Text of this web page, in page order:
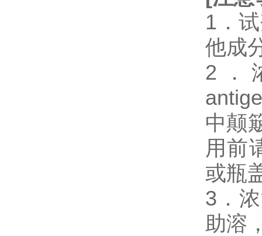
1．
他成
2．
中颠
用前
或瓶
3．
助溶